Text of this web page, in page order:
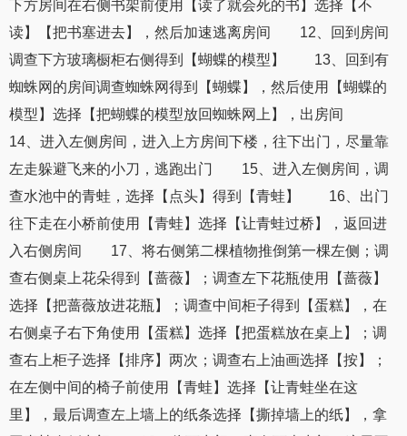
下方房间在右侧书架前使用【读了就会死的书】选择【不
读】【把书塞进去】，然后加速逃离房间 12、回到房间
调查下方玻璃橱柜右侧得到【蝴蝶的模型】 13、回到有
蜘蛛网的房间调查蜘蛛网得到【蝴蝶】，然后使用【蝴蝶的
模型】选择【把蝴蝶的模型放回蜘蛛网上】，出房间
14、进入左侧房间，进入上方房间下楼，往下出门，尽量靠
左走躲避飞来的小刀，逃跑出门 15、进入左侧房间，调
查水池中的青蛙，选择【点头】得到【青蛙】 16、出门
往下走在小桥前使用【青蛙】选择【让青蛙过桥】，返回进
入右侧房间 17、将右侧第二棵植物推倒第一棵左侧；调
查右侧桌上花朵得到【蔷薇】；调查左下花瓶使用【蔷薇】
选择【把蔷薇放进花瓶】；调查中间柜子得到【蛋糕】，在
右侧桌子右下角使用【蛋糕】选择【把蛋糕放在桌上】；调
查右上柜子选择【排序】两次；调查右上油画选择【按】；
在左侧中间的椅子前使用【青蛙】选择【让青蛙坐在这
里】，最后调查左上墙上的纸条选择【撕掉墙上的纸】，拿